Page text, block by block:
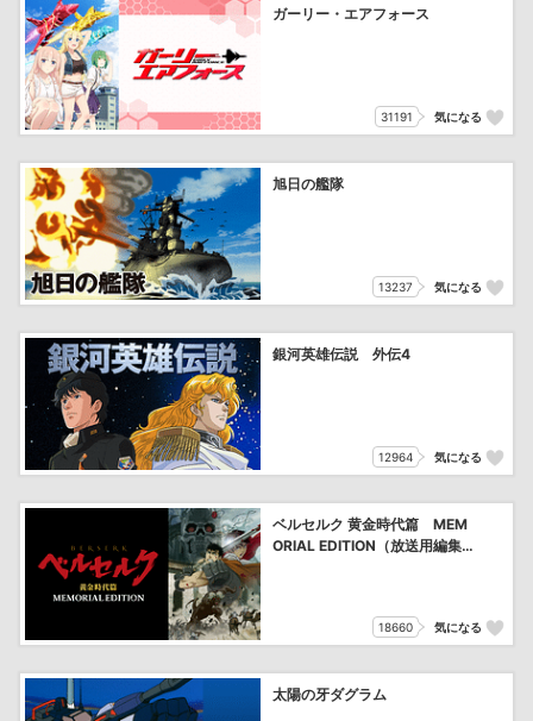
ガーリー・エアフォース
31191 気になる
旭日の艦隊
13237 気になる
銀河英雄伝説 外伝4
12964 気になる
ベルセルク 黄金時代篇 MEM
ORIAL EDITION（放送用編集v
18660 気になる
太陽の牙ダグラム